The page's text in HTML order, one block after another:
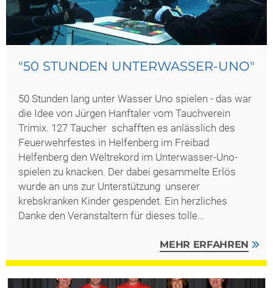
"50 STUNDEN UNTERWASSER-UNO"
50 Stunden lang unter Wasser Uno spielen - das war
die Idee von Jürgen Hanftaler vom Tauchverein
Trimix. 127 Taucher schafften es anlässlich des
Feuerwehrfestes in Helfenberg im Freibad
Helfenberg den Weltrekord im Unterwasser-Uno-
spielen zu knacken. Der dabei gesammelte Erlös
wurde an uns zur Unterstützung unserer
krebskranken Kinder gespendet. Ein herzliches
Danke den Veranstaltern für dieses tolle…
MEHR ERFAHREN